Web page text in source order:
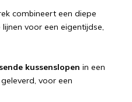
combineert een diepe
voor een eigentijdse,
kussenslopen in een
geleverd, voor een